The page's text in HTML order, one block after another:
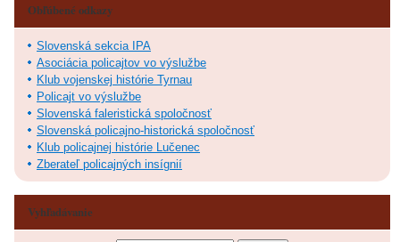
Obľúbené odkazy
Slovenská sekcia IPA
Asociácia policajtov vo výslužbe
Klub vojenskej histórie Tyrnau
Policajt vo výslužbe
Slovenská faleristická spoločnosť
Slovenská policajno-historická spoločnosť
Klub policajnej histórie Lučenec
Zberateľ policajných insígnií
Vyhľadávanie